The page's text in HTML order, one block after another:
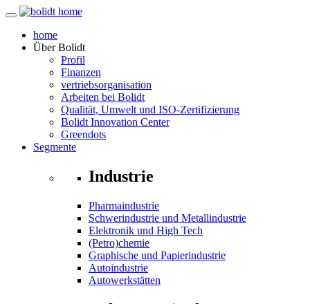
home
ÜberBolidt
Profil
Finanzen
vertriebsorganisation
Arbeiten bei Bolidt
Qualität, Umwelt und ISO-Zertifizierung
Bolidt Innovation Center
Greendots
Segmente
Industrie
Pharmaindustrie
Schwerindustrie und Metallindustrie
Elektronik und High Tech
(Petro)chemie
Graphische und Papierindustrie
Autoindustrie
Autowerkstätten